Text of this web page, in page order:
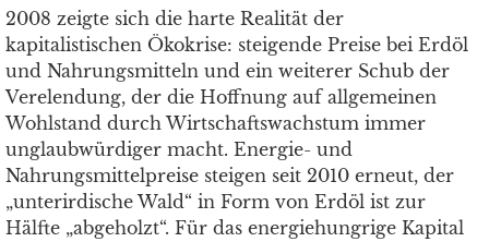
2008 zeigte sich die harte Realität der
kapitalistischen Ökokrise: steigende Preise bei Erdöl
und Nahrungsmitteln und ein weiterer Schub der
Verelendung, der die Hoffnung auf allgemeinen
Wohlstand durch Wirtschaftswachstum immer
unglaubwürdiger macht. Energie- und
Nahrungsmittelpreise steigen seit 2010 erneut, der
„unterirdische Wald“ in Form von Erdöl ist zur
Hälfte „abgeholzt“. Für das energiehungrige Kapital